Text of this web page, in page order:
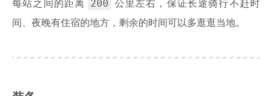
每站之间的距离 200
公里左右，保证长途骑行不赶时
间、夜晚有住宿的地方，剩余的时间可以多逛逛当地。